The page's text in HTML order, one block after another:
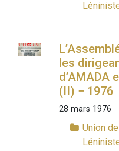
les
d’AMADA
(II) − 1976
28 mars 1976
Union